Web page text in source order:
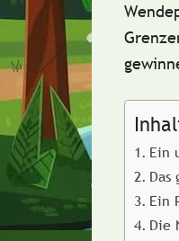
Ein
Ein
Die